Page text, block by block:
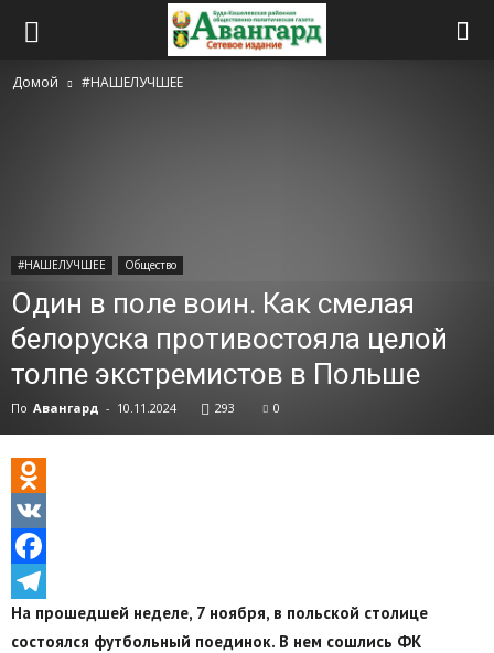
Домой #НАШЕЛУЧШЕЕ
#НАШЕЛУЧШЕЕ Общество
Один в поле воин. Как смелая
белоруска противостояла целой
толпе экстремистов в Польше
По Авангард - 10.11.2024 293 0
Odnoklassniki
VK
Facebook
Telegram
На прошедшей неделе, 7 ноября, в польской столице
состоялся футбольный поединок. В нем сошлись ФК